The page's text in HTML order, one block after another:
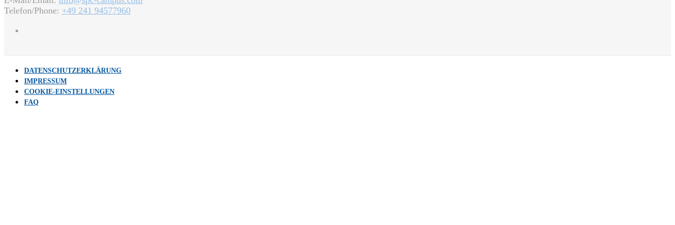
Telefon/Phone: +49 241 94577960
DATENSCHUTZERKLÄRUNG
IMPRESSUM
COOKIE-EINSTELLUNGEN
FAQ